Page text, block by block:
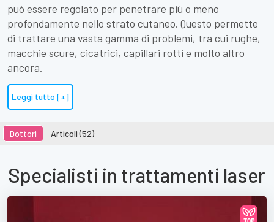
può essere regolato per penetrare più o meno
profondamente nello strato cutaneo. Questo permette
di trattare una vasta gamma di problemi, tra cui rughe,
macchie scure, cicatrici, capillari rotti e molto altro
ancora.
Leggi tutto [+]
Dottori Articoli (52)
Specialisti in trattamenti laser